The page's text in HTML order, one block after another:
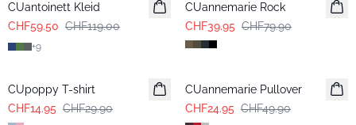
CUantoinett Kleid
CHF59.50 CHF119.00
+9
CUannemarie Rock
CHF39.95 CHF79.90
CUpoppy T-shirt
CHF14.95 CHF29.90
CUannemarie Pullover
CHF24.95 CHF49.90